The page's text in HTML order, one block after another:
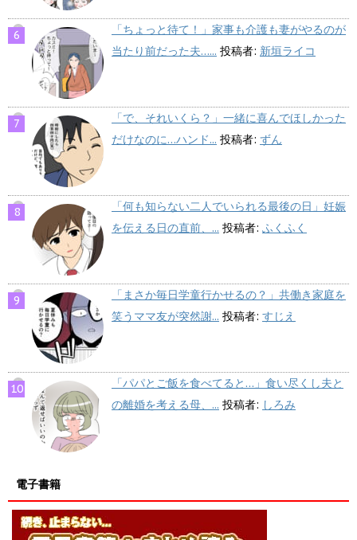
「ちょっと待て！」家事も介護も妻がやるのが
当たり前だった夫…... 投稿者: 新垣ライコ
「で、それいくら？」一緒に喜んでほしかった
だけなのに…ハンド... 投稿者: ずん
「何も知らない二人でいられる最後の日」妊娠
を伝える日の直前、... 投稿者: ふくふく
「まさか毎日学童行かせるの？」共働き家庭を
笑うママ友が突然謝... 投稿者: すじえ
「パパとご飯を食べてると…」食い尽くし夫と
の離婚を考える母、... 投稿者: しろみ
電子書籍